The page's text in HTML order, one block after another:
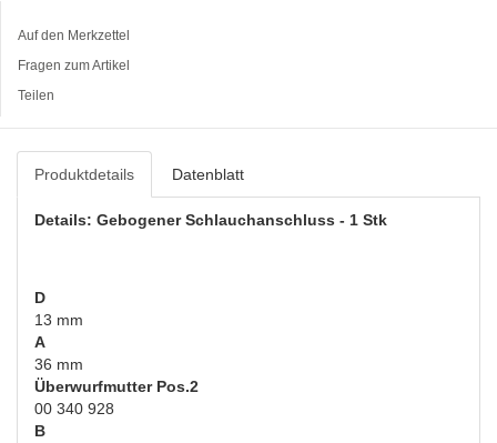
Auf den Merkzettel
Fragen zum Artikel
Teilen
Produktdetails Datenblatt
Details: Gebogener Schlauchanschluss - 1 Stk
D
13 mm
A
36 mm
Überwurfmutter Pos.2
00 340 928
B